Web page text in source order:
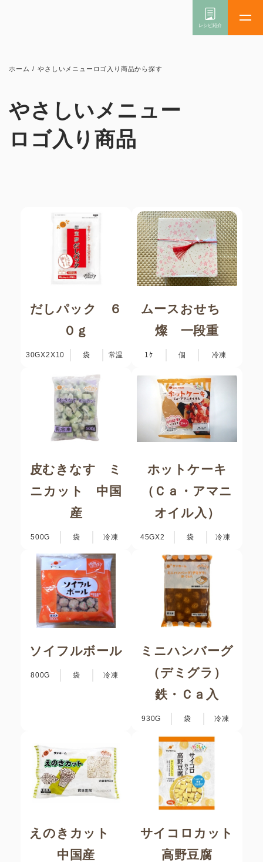
ホーム / やさしいメニューロゴ入り商品から探す
やさしいメニュー
ロゴ入り商品
だしパック ６
０ｇ
30GX2X10 袋 常温
ムースおせち
燦 一段重
1ｹ 個 冷凍
皮むきなす ミ
ニカット 中国
産
500G 袋 冷凍
ホットケーキ
（Ｃａ・アマニ
オイル入）
45GX2 袋 冷凍
ソイフルボール
800G 袋 冷凍
ミニハンバーグ
（デミグラ）
鉄・Ｃａ入
930G 袋 冷凍
えのきカット
中国産
サイコロカット
高野豆腐